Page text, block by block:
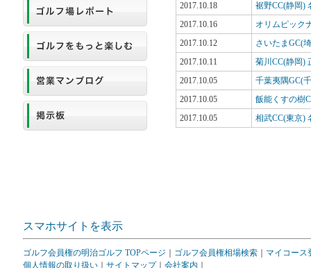
2017.10.18
裾野CC(静岡)
2017.10.16
オリムピック
2017.10.12
さいたまGC(
2017.10.11
菊川CC(静岡)
2017.10.05
千葉夷隅GC(
2017.10.05
飯能くすの樹
2017.10.05
相武CC(東京)
スマホサイトを表示
ゴルフ会員権の明治ゴルフ TOPページ ゴルフ会員権相場検索
マイコース
個人情報の取り扱い
サイトマップ｜ 会社案内